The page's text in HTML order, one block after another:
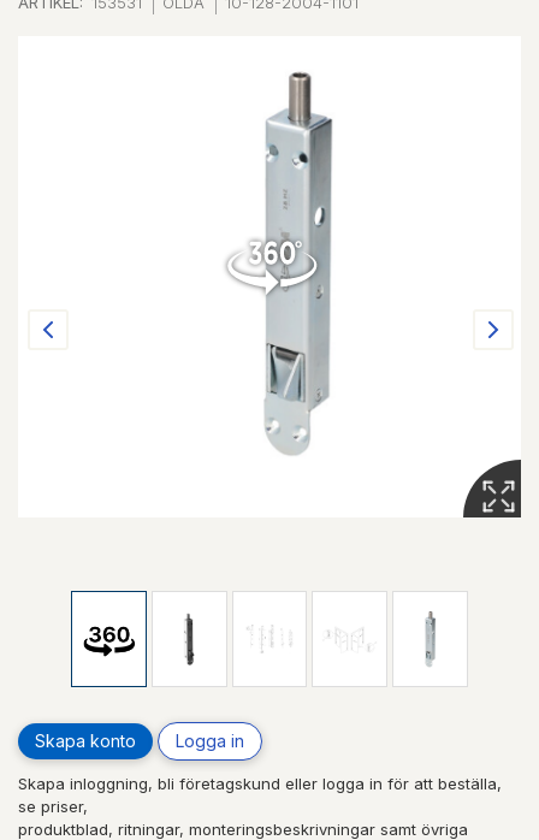
Skapa konto Logga in
Skapa inloggning, bli företagskund eller logga in för att beställa,
se priser,
produktblad, ritningar, monteringsbeskrivningar samt övriga